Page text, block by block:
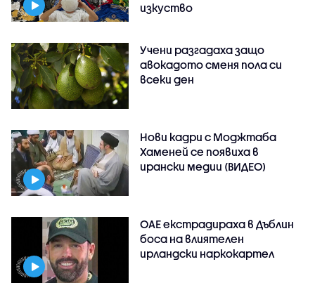
изкуство
Учени разгадаха защо
авокадото сменя пола си
всеки ден
Нови кадри с Моджтаба
Хаменей се появиха в
ирански медии (ВИДЕО)
ОАЕ екстрадираха в Дъблин
боса на влиятелен
ирландски наркокартел